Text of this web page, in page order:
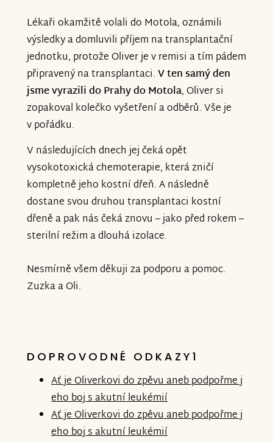
Lékaři okamžitě volali do Motola, oznámili
výsledky a domluvili příjem na transplantační
jednotku, protože Oliver je v remisi a tím pádem
připravený na transplantaci.V ten samý den
jsme vyrazili do Prahy do Motola, Oliver si
zopakoval kolečko vyšetření a odběrů. Vše je
v pořádku.
V následujících dnech jej čeká opět
vysokotoxická chemoterapie, která zničí
kompletně jeho kostní dřeň. A následně
dostane svou druhou transplantaci kostní
dřeně a pak nás čeká znovu – jako před rokem –
sterilní režim a dlouhá izolace.
Nesmírně všem děkuji za podporu a pomoc.
Zuzka a Oli.
DOPROVODNÉ ODKAZY1
Ať je Oliverkovi do zpěvu aneb podpořme j
eho boj s akutní leukémií
Ať je Oliverkovi do zpěvu aneb podpořme j
eho boj s akutní leukémií